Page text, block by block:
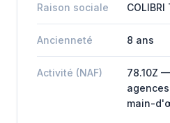
Raison sociale COLIBRI
Ancienneté 8 ans
Activité (NAF)
78.10Z
main-